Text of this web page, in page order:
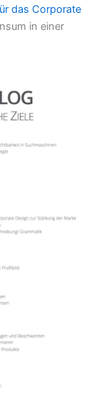
das Corporate
in einer